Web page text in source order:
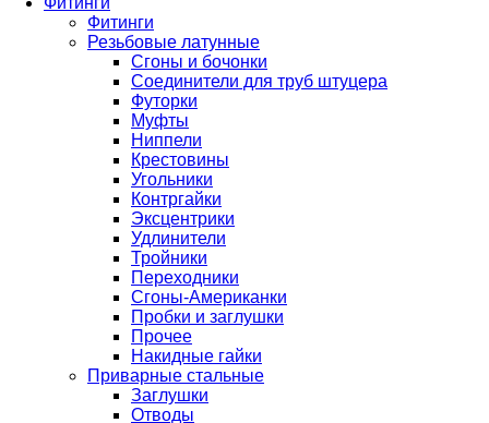
Фитинги
Резьбовые латунные
Сгоны и бочонки
Соединители для труб штуцера
Футорки
Муфты
Ниппели
Крестовины
Угольники
Контргайки
Эксцентрики
Удлинители
Тройники
Переходники
Сгоны-Американки
Пробки и заглушки
Прочее
Накидные гайки
Приварные стальные
Заглушки
Отводы